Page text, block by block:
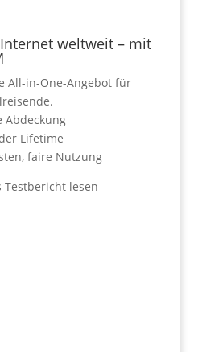
weltweit – mit
All-in-One-Angebot für
Abdeckung
Lifetime
faire Nutzung
Testbericht lesen